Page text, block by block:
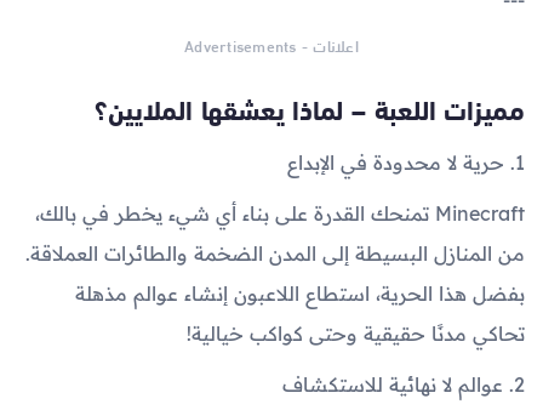
اعلانات - Advertisements
مميزات اللعبة – لماذا يعشقها الملايين؟
1. حرية لا محدودة في الإبداع
Minecraft تمنحك القدرة على بناء أي شيء يخطر في بالك،
من المنازل البسيطة إلى المدن الضخمة والطائرات العملاقة.
بفضل هذا الحرية، استطاع اللاعبون إنشاء عوالم مذهلة
تحاكي مدنًا حقيقية وحتى كواكب خيالية!
2. عوالم لا نهائية للاستكشاف